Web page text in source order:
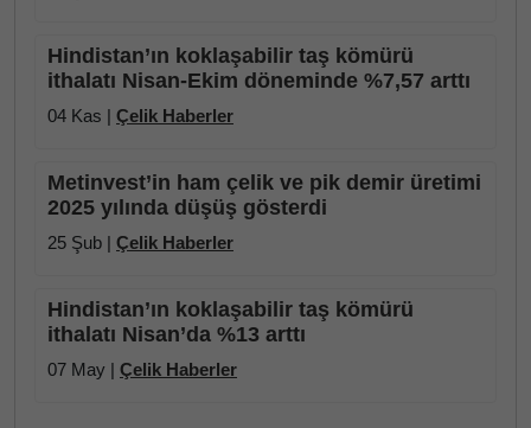
Hindistan’ın koklaşabilir taş kömürü
ithalatı Nisan-Ekim döneminde %7,57 arttı
04 Kas | Çelik Haberler
Metinvest’in ham çelik ve pik demir üretimi
2025 yılında düşüş gösterdi
25 Şub | Çelik Haberler
Hindistan’ın koklaşabilir taş kömürü
ithalatı Nisan’da %13 arttı
07 May | Çelik Haberler